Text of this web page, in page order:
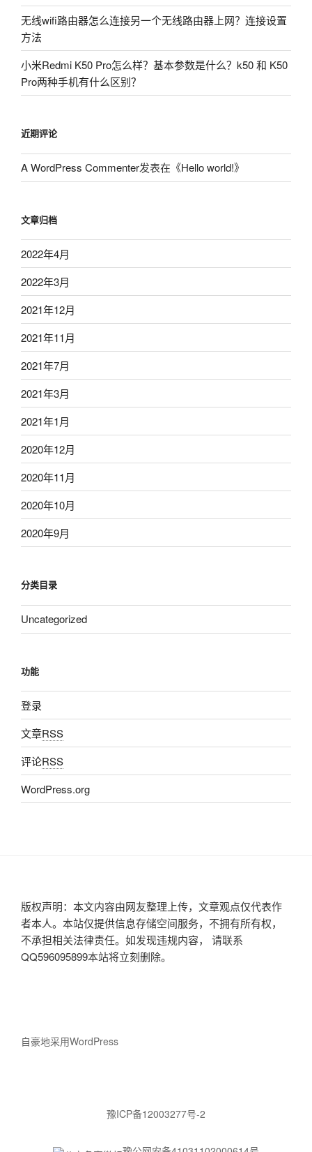
无线wifi路由器怎么连接另一个无线路由器上网？连接设置
方法
小米Redmi K50 Pro怎么样？基本参数是什么？k50 和 K50
Pro两种手机有什么区别？
近期评论
A WordPress Commenter发表在《Hello world!》
文章归档
2022年4月
2022年3月
2021年12月
2021年11月
2021年7月
2021年3月
2021年1月
2020年12月
2020年11月
2020年10月
2020年9月
分类目录
Uncategorized
功能
登录
文章RSS
评论RSS
WordPress.org
版权声明：本文内容由网友整理上传，文章观点仅代表作
者本人。本站仅提供信息存储空间服务，不拥有所有权，
不承担相关法律责任。如发现违规内容， 请联系
QQ596095899本站将立刻删除。
自豪地采用WordPress
豫ICP备12003277号-2